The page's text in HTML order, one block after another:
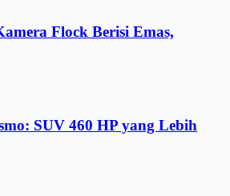
Flock Berisi Emas,
SUV 460 HP yang Lebih